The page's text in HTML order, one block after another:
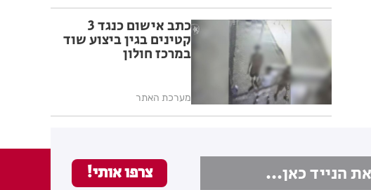
כתב אישום כנגד 3
קטינים בגין ביצוע שוד
במרכז חולון
מערכת האתר